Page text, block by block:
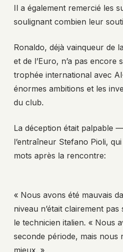
Il a également remercié les
soulignant combien leur
Ronaldo, déjà vainqueur de
et de l’Euro, n’a pas encore
trophée international avec
énormes ambitions et les
du club.
La déception était palpable
l’entraîneur Stefano Pioli,
mots après la rencontre:
« Nous avons été mauvais
niveau n’était clairement
le technicien italien. « Nous
seconde période, mais nous
mieux. »